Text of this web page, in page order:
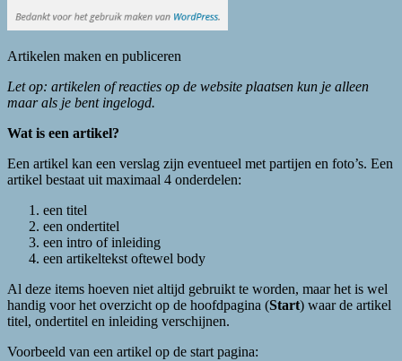
Artikelen maken en publiceren
Let op: artikelen of reacties op de website plaatsen kun je alleen
maar als je bent ingelogd.
Wat is een artikel?
Een artikel kan een verslag zijn eventueel met partijen en foto’s. Een
artikel bestaat uit maximaal 4 onderdelen:
een titel
een ondertitel
een intro of inleiding
een artikeltekst oftewel body
Al deze items hoeven niet altijd gebruikt te worden, maar het is wel
handig voor het overzicht op de hoofdpagina (Start) waar de artikel
titel, ondertitel en inleiding verschijnen.
Voorbeeld van een artikel op de start pagina: